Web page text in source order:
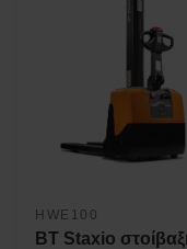
HWE100
BT Staxio